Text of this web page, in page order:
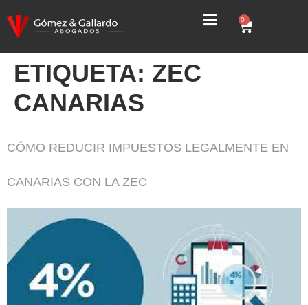
0
ETIQUETA: ZEC
CANARIAS
CÓMO REDUCIR IMPUESTOS LEGALMENTE EN
CANARIAS CON LA ZEC